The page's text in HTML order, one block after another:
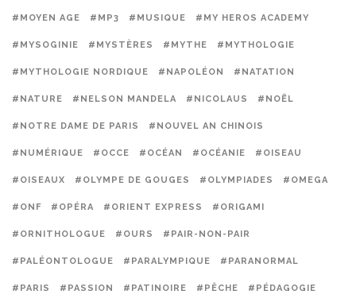
#MOYEN AGE #MP3 #MUSIQUE #MY HEROS ACADEMY
#MYSOGINIE #MYSTÈRES #MYTHE #MYTHOLOGIE
#MYTHOLOGIE NORDIQUE #NAPOLÉON #NATATION
#NATURE #NELSON MANDELA #NICOLAUS #NOËL
#NOTRE DAME DE PARIS #NOUVEL AN CHINOIS
#NUMÉRIQUE #OCCE #OCÉAN #OCÉANIE #OISEAU
#OISEAUX #OLYMPE DE GOUGES #OLYMPIADES #OMEGA
#ONF #OPÉRA #ORIENT EXPRESS #ORIGAMI
#ORNITHOLOGUE #OURS #PAIR-NON-PAIR
#PALÉONTOLOGUE #PARALYMPIQUE #PARANORMAL
#PARIS #PASSION #PATINOIRE #PÊCHE #PÉDAGOGIE